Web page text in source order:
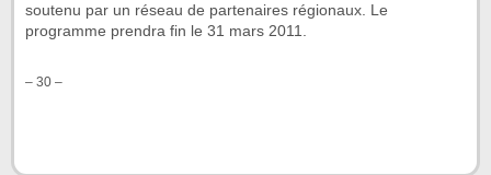
soutenu par un réseau de partenaires régionaux. Le
programme prendra fin le 31 mars 2011.
– 30 –